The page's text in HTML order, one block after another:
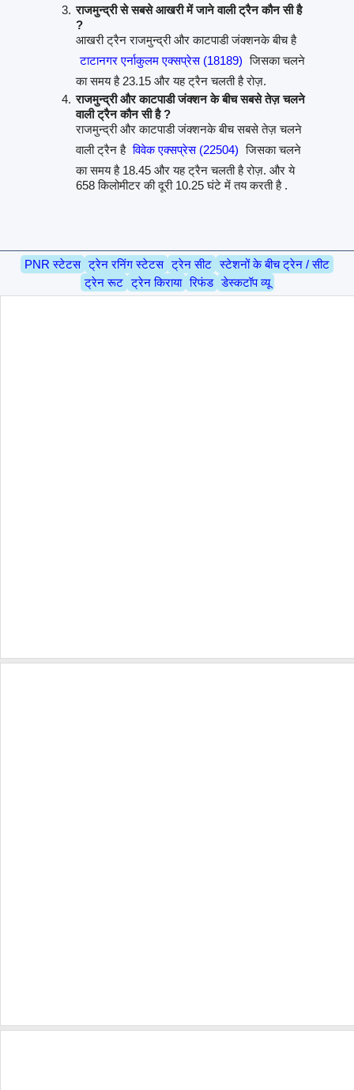
राजमुन्द्री से सबसे आखरी में जाने वाली ट्रैन कौन सी है
?
आखरी ट्रैन राजमुन्द्री और काटपाडी जंक्शनके बीच है
टाटानगर एर्नाकुलम एक्सप्रेस (18189) जिसका चलने
का समय है 23.15 और यह ट्रैन चलती है रोज़.
राजमुन्द्री और काटपाडी जंक्शन के बीच सबसे तेज़ चलने
वाली ट्रैन कौन सी है ?
राजमुन्द्री और काटपाडी जंक्शनके बीच सबसे तेज़ चलने
वाली ट्रैन है विवेक एक्सप्रेस (22504) जिसका चलने
का समय है 18.45 और यह ट्रैन चलती है रोज़. और ये
658 किलोमीटर की दूरी 10.25 घंटे में तय करती है .
PNR स्टेटस ट्रेन रनिंग स्टेटस ट्रेन सीट स्टेशनों के बीच ट्रेन / सीट
ट्रेन रूट ट्रेन किराया रिफंड डेस्कटॉप व्यू